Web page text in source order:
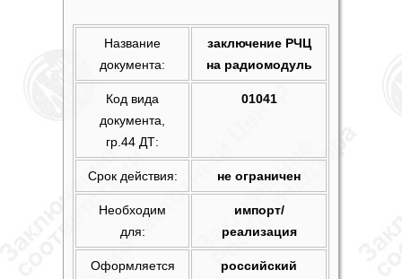
Название
документа:
заключение РЧЦ
на радиомодуль
Код вида
документа,
гр.44 ДТ:
01041
Срок действия: не ограничен
Необходим
для:
импорт/
реализация
Оформляется
российский